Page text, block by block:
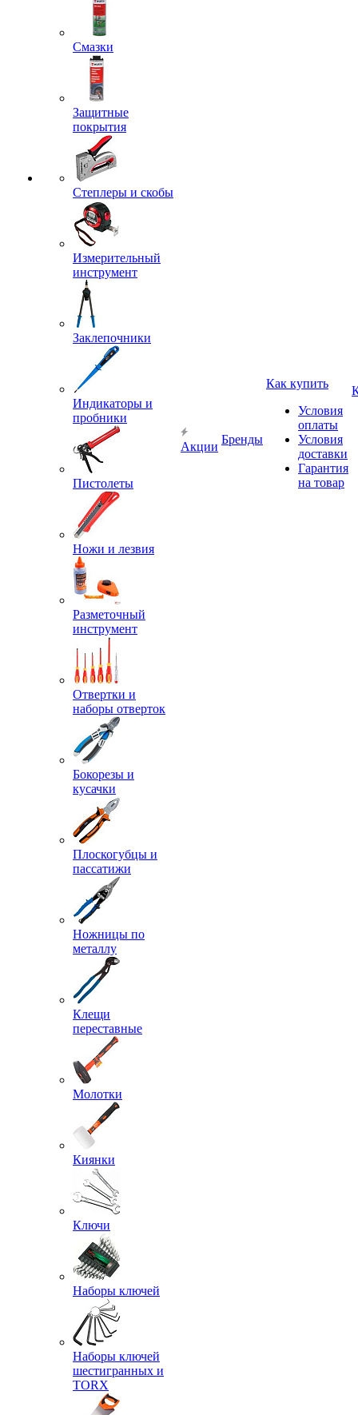
Смазки
Защитные
покрытия
Степлеры и скобы
Измерительный
инструмент
Заклепочники
Индикаторы и
пробники
Пистолеты
Ножи и лезвия
Разметочный
инструмент
Отвертки и
наборы отверток
Бокорезы и
кусачки
Плоскогубцы и
пассатижи
Ножницы по
металлу
Клещи
переставные
Молотки
Киянки
Ключи
Наборы ключей
Наборы ключей
шестигранных и
TORX
Акции
Бренды
Как купить
Условия
оплаты
Условия
доставки
Гарантия
на товар